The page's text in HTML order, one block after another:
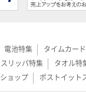
電池特集 タイムカー
スリッパ特集 タオル特
ョップ ポストイット